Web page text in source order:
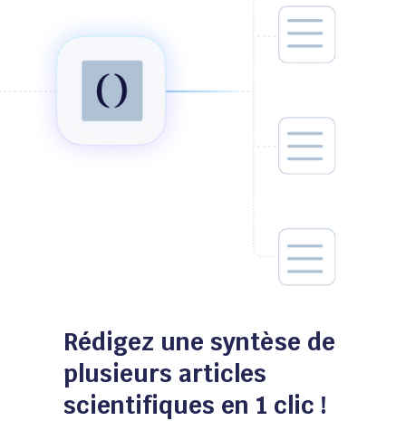
Rédigez une syntèse de
plusieurs articles
scientifiques en 1 clic !